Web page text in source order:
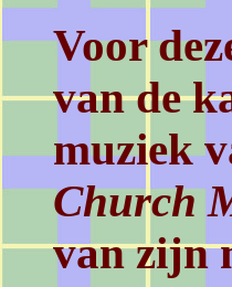
Voor
van de
muziek
Church
van zijn